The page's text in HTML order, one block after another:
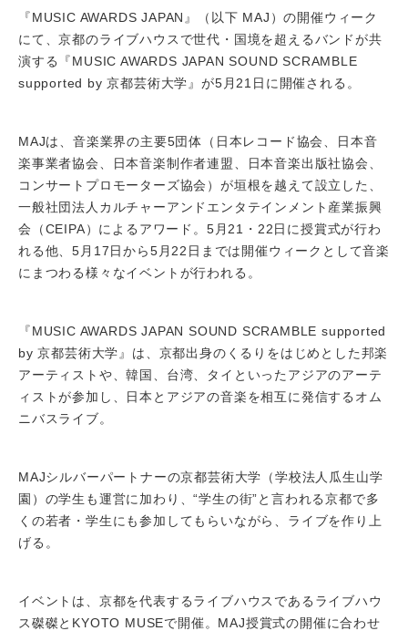
『MUSIC AWARDS JAPAN』（以下 MAJ）の開催ウィーク
にて、京都のライブハウスで世代・国境を超えるバンドが共
演する『MUSIC AWARDS JAPAN SOUND SCRAMBLE
supported by 京都芸術大学』が5月21日に開催される。
MAJは、音楽業界の主要5団体（日本レコード協会、日本音
楽事業者協会、日本音楽制作者連盟、日本音楽出版社協会、
コンサートプロモーターズ協会）が垣根を越えて設立した、
一般社団法人カルチャーアンドエンタテインメント産業振興
会（CEIPA）によるアワード。5月21・22日に授賞式が行わ
れる他、5月17日から5月22日までは開催ウィークとして音楽
にまつわる様々なイベントが行われる。
『MUSIC AWARDS JAPAN SOUND SCRAMBLE supported
by 京都芸術大学』は、京都出身のくるりをはじめとした邦楽
アーティストや、韓国、台湾、タイといったアジアのアーテ
ィストが参加し、日本とアジアの音楽を相互に発信するオム
ニバスライブ。
MAJシルバーパートナーの京都芸術大学（学校法人瓜生山学
園）の学生も運営に加わり、“学生の街”と言われる京都で多
くの若者・学生にも参加してもらいながら、ライブを作り上
げる。
イベントは、京都を代表するライブハウスであるライブハウ
ス磔磔とKYOTO MUSEで開催。MAJ授賞式の開催に合わせ